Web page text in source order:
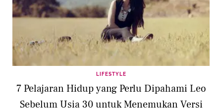
LIFESTYLE
7 Pelajaran Hidup yang Perlu Dipahami Leo
Sebelum Usia 30 untuk Menemukan Versi